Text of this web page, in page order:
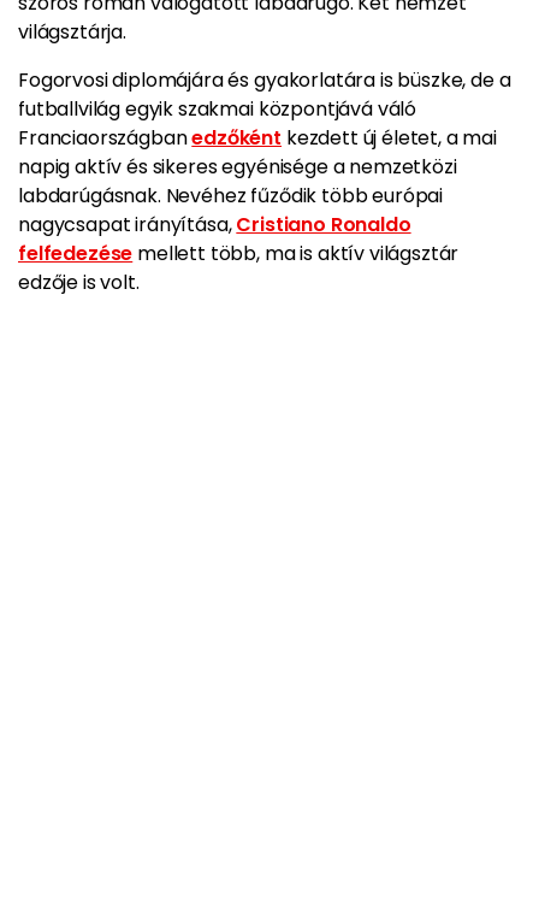
világsztárja.
Fogorvosi diplomájára és gyakorlatára is büszke, de a
futballvilág egyik szakmai központjává váló
Franciaországbanedzőként kezdett új életet, a mai
napig aktív és sikeres egyénisége a nemzetközi
labdarúgásnak. Nevéhez fűződik több európai
nagycsapat irányítása,Cristiano Ronaldo
felfedezése mellett több, ma is aktív világsztár
edzője is volt.